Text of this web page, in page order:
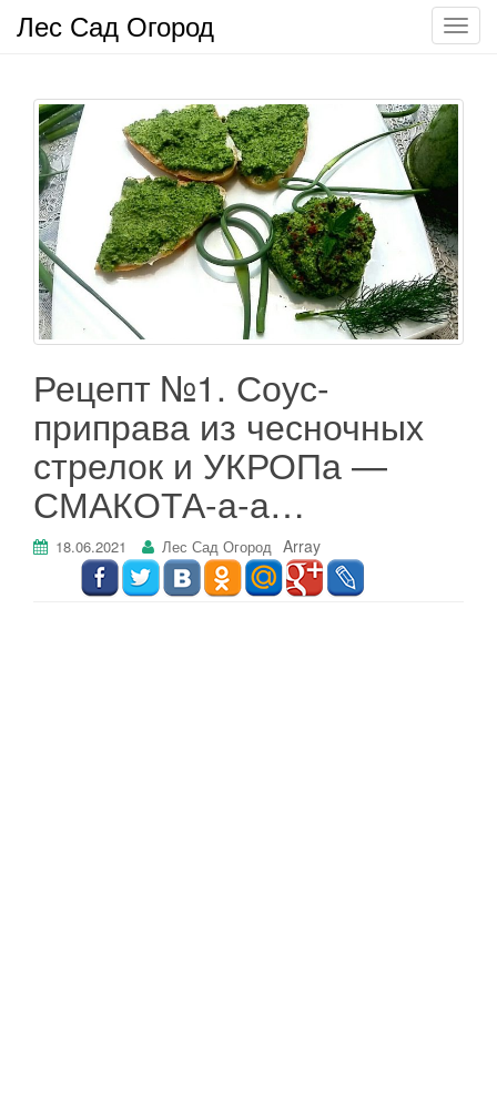
П
а
з
а
т
/
С
к
р
ы
Лес Сад Огород
Рецепт №1. Соус-
приправа из чесночных
стрелок и УКРОПа —
СМАКОТА-а-а…
18.06.2021 Лес Сад Огород Array